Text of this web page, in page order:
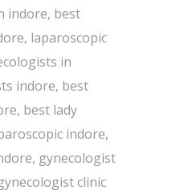
indore, best
laparoscopic
in
indore, best
best lady
indore,
gynecologist
clinic